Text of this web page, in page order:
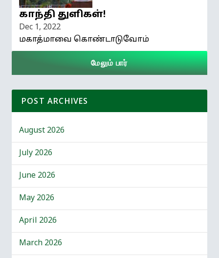
காந்தி துளிகள்!
Dec 1, 2022
மகாத்மாவை கொண்டாடுவோம்
மேலும் பார்
POST ARCHIVES
August 2026
July 2026
June 2026
May 2026
April 2026
March 2026